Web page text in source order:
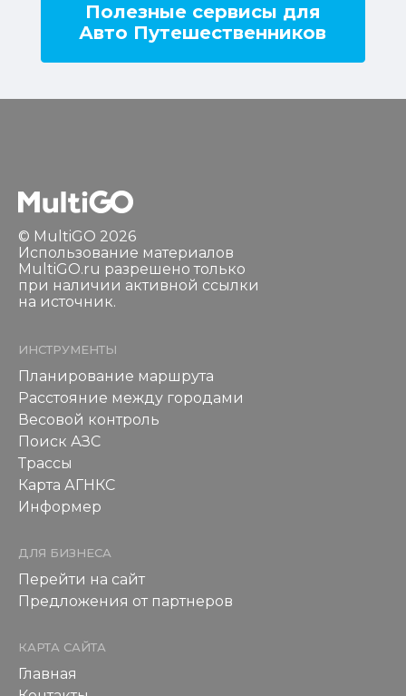
Полезные сервисы для
Авто Путешественников
© MultiGO 2026
Использование материалов
MultiGO.ru разрешено только
при наличии активной ссылки
на источник.
ИНСТРУМЕНТЫ
Планирование маршрута
Расстояние между городами
Весовой контроль
Поиск АЗС
Трассы
Карта АГНКС
Информер
ДЛЯ БИЗНЕСА
Перейти на сайт
Предложения от партнеров
КАРТА САЙТА
Главная